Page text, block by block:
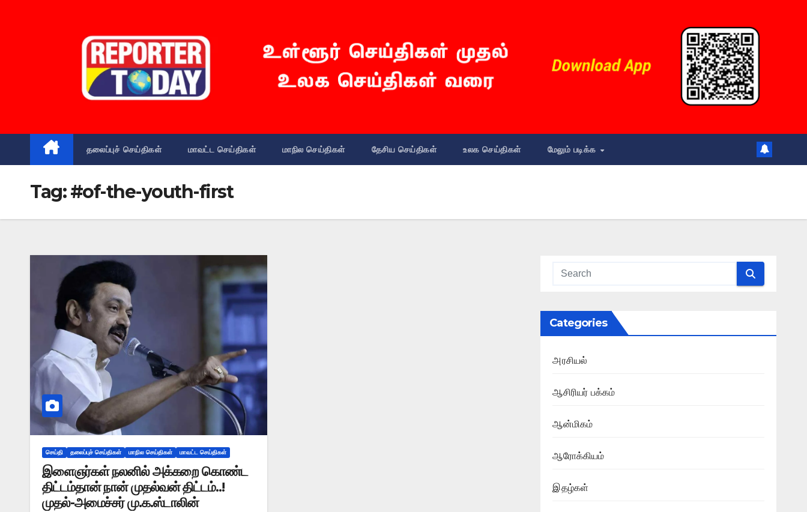
தலைப்புச் செய்திகள் மாவட்ட செய்திகள் மாநில செய்திகள் தேசிய செய்திகள் உலக செய்திகள் மேலும் படிக்க
Tag:#of-the-youth-first
செய்தி தலைப்புச் செய்திகள் மாநில செய்திகள் மாவட்ட செய்திகள்
இளைஞர்கள் நலனில் அக்கறை கொண்ட
திட்டம்தான் நான் முதல்வன் திட்டம்..!
முதல்-அமைச்சர் மு.க.ஸ்டாலின்
Categories
அரசியல்
ஆசிரியர் பக்கம்
ஆன்மிகம்
ஆரோக்கியம்
இதழ்கள்